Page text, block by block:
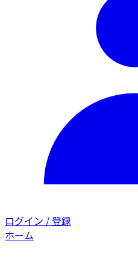
ログイン / 登録
ホーム